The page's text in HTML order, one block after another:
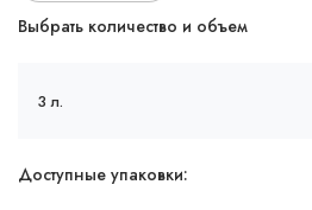
Выбрать количество и объем
3 л.
Доступные упаковки: